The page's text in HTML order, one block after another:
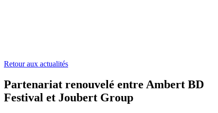
Retour aux actualités
Partenariat renouvelé entre Ambert BD
Festival et Joubert Group